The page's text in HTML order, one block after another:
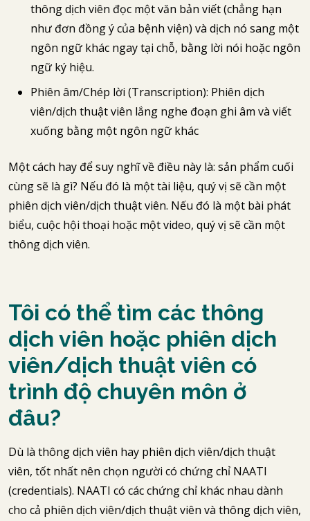
thông dịch viên đọc một văn bản viết (chẳng hạn
như đơn đồng ý của bệnh viện) và dịch nó sang một
ngôn ngữ khác ngay tại chỗ, bằng lời nói hoặc ngôn
ngữ ký hiệu.
Phiên âm/Chép lời (Transcription): Phiên dịch
viên/dịch thuật viên lắng nghe đoạn ghi âm và viết
xuống bằng một ngôn ngữ khác
Một cách hay để suy nghĩ về điều này là: sản phẩm cuối
cùng sẽ là gì? Nếu đó là một tài liệu, quý vị sẽ cần một
phiên dịch viên/dịch thuật viên. Nếu đó là một bài phát
biểu, cuộc hội thoại hoặc một video, quý vị sẽ cần một
thông dịch viên.
Tôi có thể tìm các thông
dịch viên hoặc phiên dịch
viên/dịch thuật viên có
trình độ chuyên môn ở
đâu?
Dù là thông dịch viên hay phiên dịch viên/dịch thuật
viên, tốt nhất nên chọn người có chứng chỉ NAATI
(credentials). NAATI có các chứng chỉ khác nhau dành
cho cả phiên dịch viên/dịch thuật viên và thông dịch viên,